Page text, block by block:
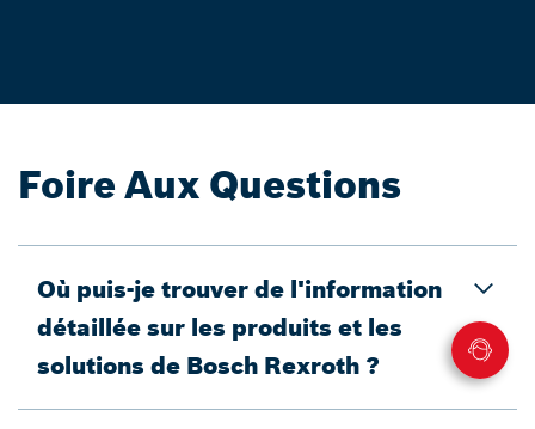
Foire Aux Questions
Où puis-je trouver de l'information
détaillée sur les produits et les
solutions de Bosch Rexroth ?